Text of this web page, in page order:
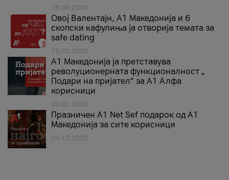
18.05.2026
Овој Валентајн, A1 Македонија и 6
скопски кафулиња ја отворија темата за
safe dating
16.02.2026
А1 Македонија ја претставува
револуционерната функционалност „
Подари на пријател“ за А1 Алфа
корисници
02.02.2026
Празничен A1 Net Sеf подарок од А1
Македонија за сите корисници
04.12.2025